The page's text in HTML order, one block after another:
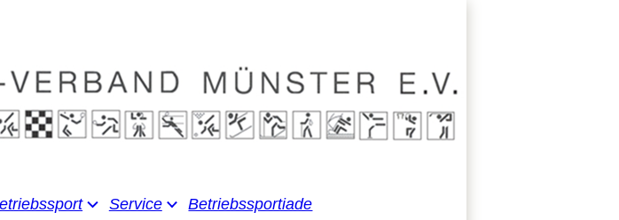
Service Betriebssportiade